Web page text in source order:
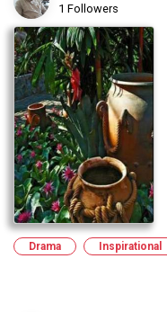
1 Followers
Drama Inspirational